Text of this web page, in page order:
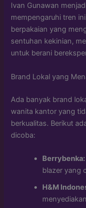
Ivan Gunawan
mempengaruhi tren
berpakaian yang
sentuhan kekinian,
untuk berani
Brand Lokal yang
Ada banyak brand
wanita kantor yang
berkualitas. Berikut
dicoba:
Berrybenka:
blazer yang
H&M